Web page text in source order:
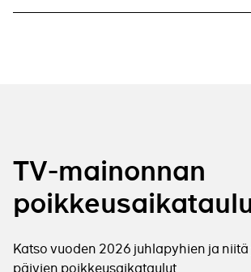
TV-mainonnan
Katso vuoden 2026 juhlapyhien ja
päivien poikkeusaikataulut.